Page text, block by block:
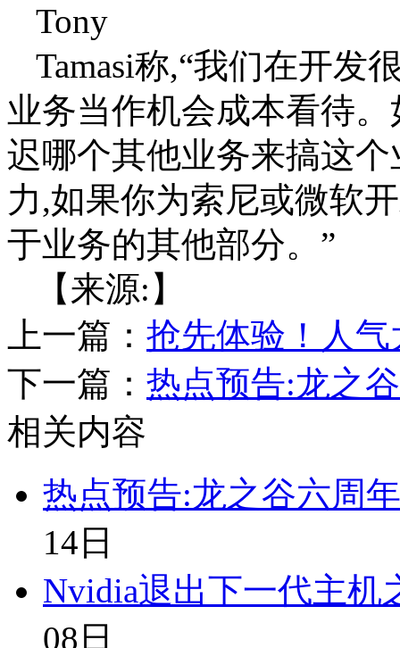
Tony
Tamasi称,“我们在开发
业务当作机会成本看待
迟哪个其他业务来搞这
力,如果你为索尼或微软
于业务的其他部分。”
【来源:】
上一篇： 抢先体验！人
下一篇： 热点预告:龙之
相关内容
热点预告:龙之谷六周
14日
Nvidia退出下一代主
08日